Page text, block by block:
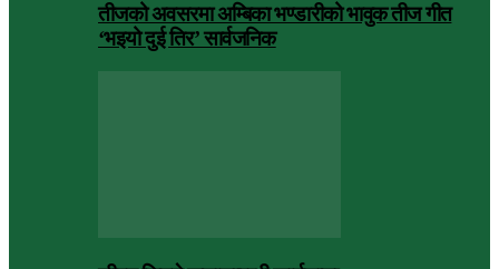
तीजको अवसरमा अम्बिका भण्डारीको भावुक तीज गीत
‘भइयो दुई तिर’ सार्वजनिक